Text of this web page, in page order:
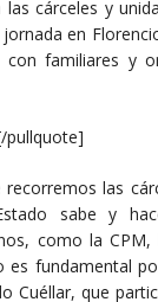
cárceles y
en
familiares y
pullquote]
las
sabe y
como la CPM,
es fundamental
Cuéllar, que